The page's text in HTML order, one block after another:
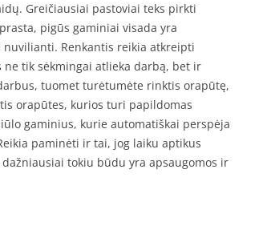
Greičiausiai pastoviai teks pirkti
pigūs gaminiai visada yra
Renkantis reikia atkreipti
tik sėkmingai atlieka darbą, bet ir
tuomet turėtumėte rinktis orapūtę,
orapūtes, kurios turi papildomas
gaminius, kurie automatiškai perspėja
paminėti ir tai, jog laiku aptikus
tokiu būdu yra apsaugomos ir